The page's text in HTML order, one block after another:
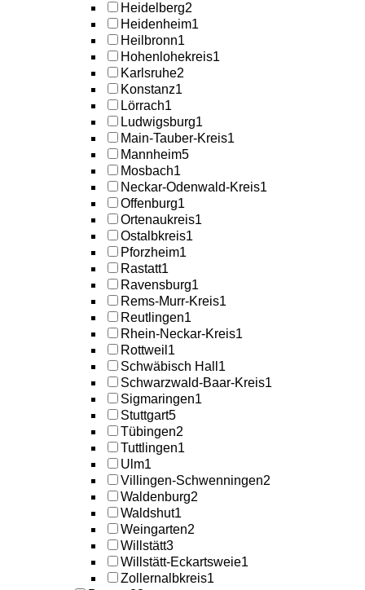
Heidelberg2
Heidenheim1
Heilbronn1
Hohenlohekreis1
Karlsruhe2
Konstanz1
Lörrach1
Ludwigsburg1
Main-Tauber-Kreis1
Mannheim5
Mosbach1
Neckar-Odenwald-Kreis1
Offenburg1
Ortenaukreis1
Ostalbkreis1
Pforzheim1
Rastatt1
Ravensburg1
Rems-Murr-Kreis1
Reutlingen1
Rhein-Neckar-Kreis1
Rottweil 1
Schwäbisch Hall 1
Schwarzwald-Baar-Kreis1
Sigmaringen1
Stuttgart5
Tübingen2
Tuttlingen1
Ulm1
Villingen-Schwenningen2
Waldenburg2
Waldshut1
Weingarten2
Willstätt3
Willstätt-Eckartsweie1
Zollernalbkreis1